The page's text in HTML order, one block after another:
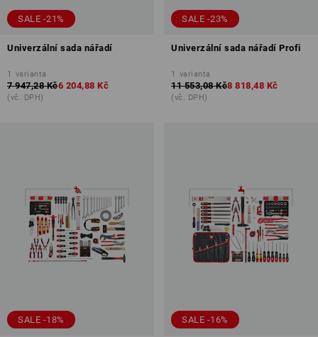
SALE -21%
Univerzální sada nářadí
1 varianta
7 947,28 Kč6 204,88 Kč
(vč. DPH)
SALE -23%
Univerzální sada nářadí Profi
1 varianta
11 553,08 Kč8 818,48 Kč
(vč. DPH)
SALE -18% SALE -16%